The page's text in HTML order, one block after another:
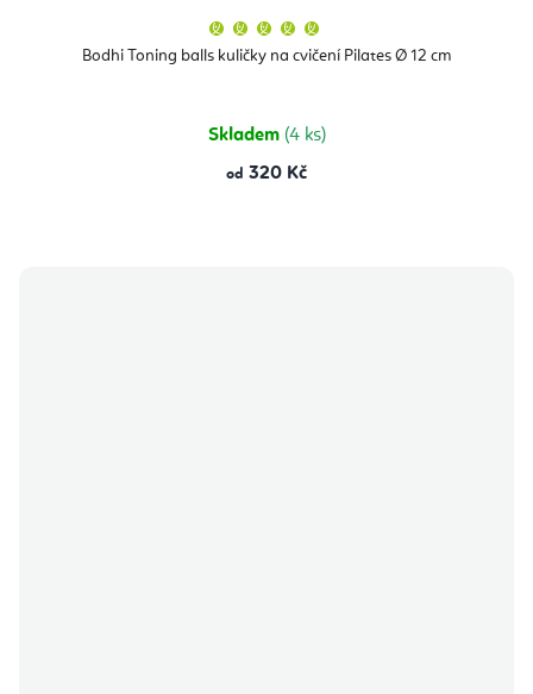
Bodhi Toning balls kuličky na cvičení Pilates Ø 12 cm
produktu
je
hvězdiček.
Skladem (4 ks)
od 320 Kč